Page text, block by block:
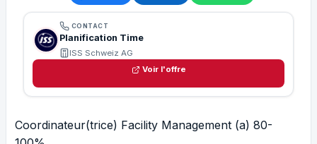
CONTACT
Planification Time
ISS Schweiz AG
Voir l'offre
Coordinateur(trice) Facility Management (a) 80-